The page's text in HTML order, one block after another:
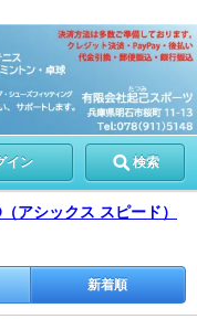
イン 検索
アシックス スピード）
新着順